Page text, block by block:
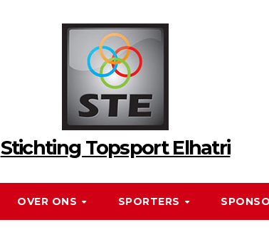
Stichting Topsport Elhatri
OVER ONS SPORTERS